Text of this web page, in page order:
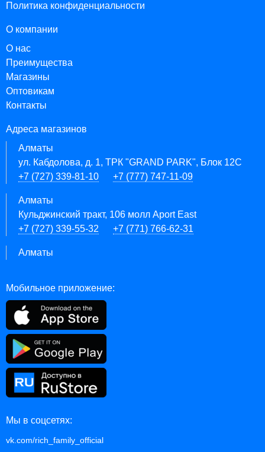
Политика конфиденциальности
О компании
О нас
Преимущества
Магазины
Оптовикам
Контакты
Адреса магазинов
Алматы
ул. Кабдолова, д. 1, ТРК "GRAND PARK", Блок 12C
+7 (727) 339-81-10
+7 (777) 747-11-09
Алматы
Кульджинский тракт, 106 молл Aport East
+7 (727) 339-55-32
+7 (771) 766-62-31
Алматы
Мобильное приложение:
Мы в соцсетях:
vk.com/rich_family_official